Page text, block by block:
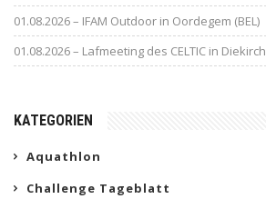
01.08.2026 – IFAM Outdoor in Oordegem (BEL)
01.08.2026 – Lafmeeting des CELTIC in Diekirch
KATEGORIEN
Aquathlon
Challenge Tageblatt